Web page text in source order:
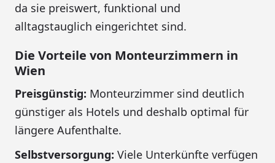
da sie preiswert, funktional und
alltagstauglich eingerichtet sind.
Die Vorteile von Monteurzimmern in
Wien
Preisgünstig: Monteurzimmer sind deutlich
günstiger als Hotels und deshalb optimal für
längere Aufenthalte.
Selbstversorgung: Viele Unterkünfte verfügen